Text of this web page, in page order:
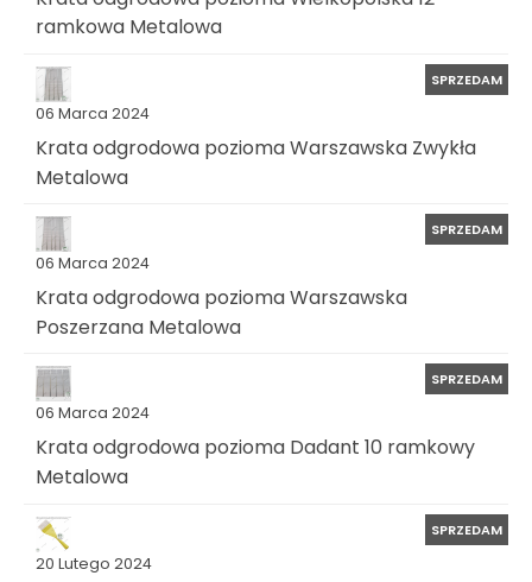
ramkowa Metalowa
06 Marca 2024
SPRZEDAM
Krata odgrodowa pozioma Warszawska Zwykła
Metalowa
06 Marca 2024
SPRZEDAM
Krata odgrodowa pozioma Warszawska
Poszerzana Metalowa
06 Marca 2024
SPRZEDAM
Krata odgrodowa pozioma Dadant 10 ramkowy
Metalowa
20 Lutego 2024
SPRZEDAM